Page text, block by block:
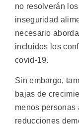
no resolverán
inseguridad
necesario
incluidos los
covid-19.
Sin embargo,
bajas de
menos personas
reducciones